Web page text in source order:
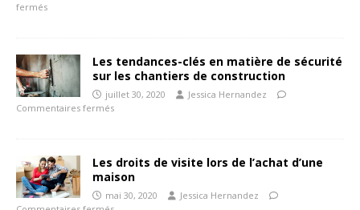
fermés
Les tendances-clés en matière de sécurité
sur les chantiers de construction
juillet 30, 2020
Jessica Hernandez
Commentaires fermés
Les droits de visite lors de l’achat d’une
maison
mai 30, 2020
Jessica Hernandez